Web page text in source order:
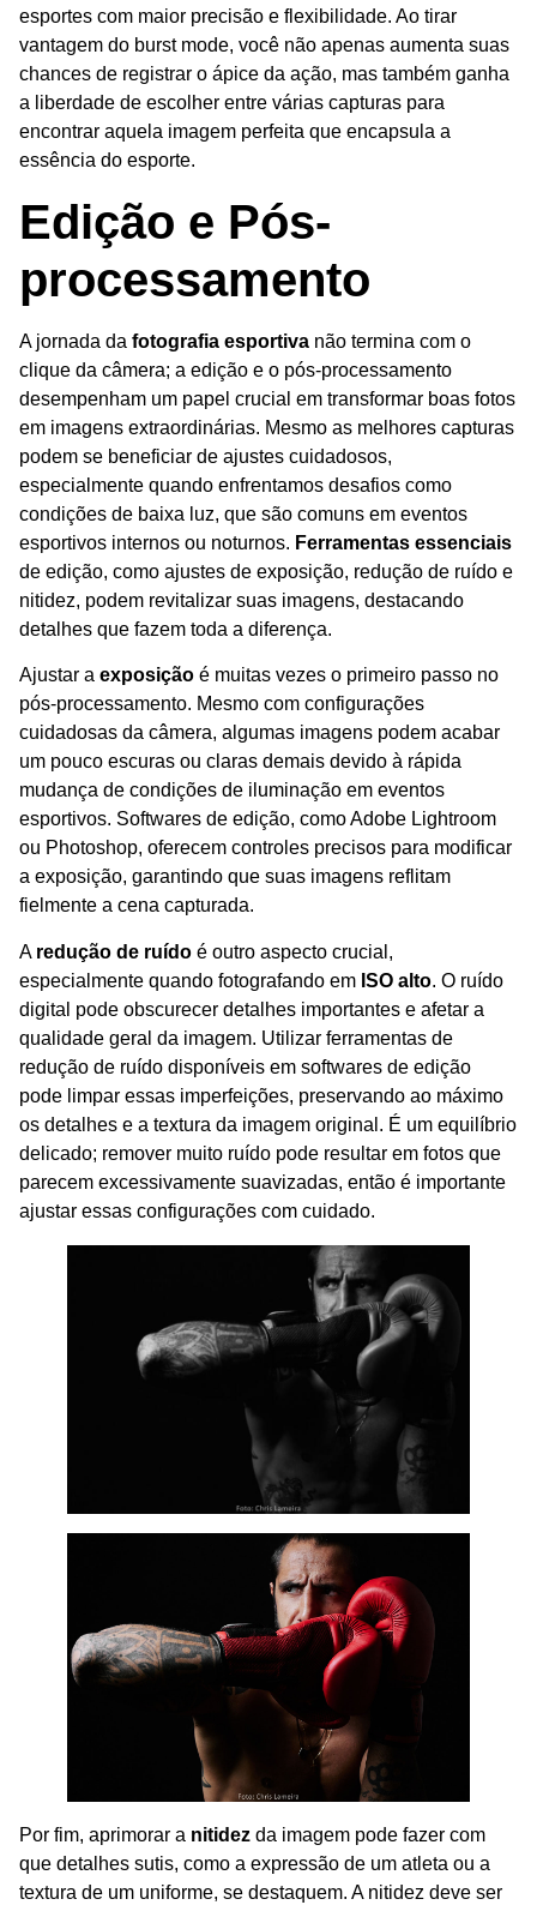
esportes com maior precisão e flexibilidade. Ao tirar
vantagem do burst mode, você não apenas aumenta suas
chances de registrar o ápice da ação, mas também ganha
a liberdade de escolher entre várias capturas para
encontrar aquela imagem perfeita que encapsula a
essência do esporte.
Edição e Pós-
processamento
A jornada da fotografia esportiva não termina com o
clique da câmera; a edição e o pós-processamento
desempenham um papel crucial em transformar boas fotos
em imagens extraordinárias. Mesmo as melhores capturas
podem se beneficiar de ajustes cuidadosos,
especialmente quando enfrentamos desafios como
condições de baixa luz, que são comuns em eventos
esportivos internos ou noturnos. Ferramentas essenciais
de edição, como ajustes de exposição, redução de ruído e
nitidez, podem revitalizar suas imagens, destacando
detalhes que fazem toda a diferença.
Ajustar a exposição é muitas vezes o primeiro passo no
pós-processamento. Mesmo com configurações
cuidadosas da câmera, algumas imagens podem acabar
um pouco escuras ou claras demais devido à rápida
mudança de condições de iluminação em eventos
esportivos. Softwares de edição, como Adobe Lightroom
ou Photoshop, oferecem controles precisos para modificar
a exposição, garantindo que suas imagens reflitam
fielmente a cena capturada.
A redução de ruído é outro aspecto crucial,
especialmente quando fotografando em ISO alto. O ruído
digital pode obscurecer detalhes importantes e afetar a
qualidade geral da imagem. Utilizar ferramentas de
redução de ruído disponíveis em softwares de edição
pode limpar essas imperfeições, preservando ao máximo
os detalhes e a textura da imagem original. É um equilíbrio
delicado; remover muito ruído pode resultar em fotos que
parecem excessivamente suavizadas, então é importante
ajustar essas configurações com cuidado.
Por fim, aprimorar a nitidez da imagem pode fazer com
que detalhes sutis, como a expressão de um atleta ou a
textura de um uniforme, se destaquem. A nitidez deve ser